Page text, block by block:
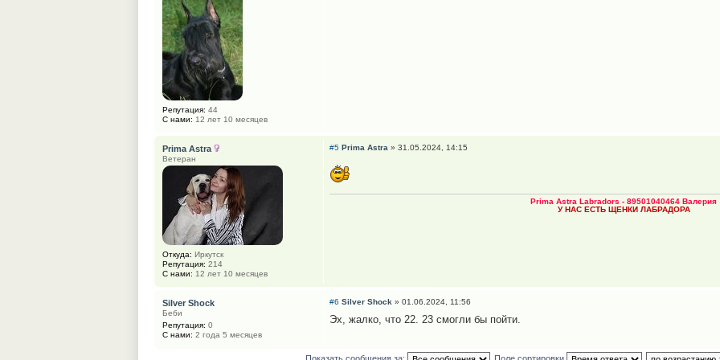
Репутация: 44
С нами: 12 лет 10 месяцев
#5 Prima Astra » 31.05.2024, 14:15
Prima Astra Labradors - 89501040464 Валерия
У НАС ЕСТЬ ЩЕНКИ ЛАБРАДОРА
Prima Astra
Ветеран
Откуда: Иркутск
Репутация: 214
С нами: 12 лет 10 месяцев
#6 Silver Shock » 01.06.2024, 11:56
Эх, жалко, что 22. 23 смогли бы пойти.
Silver Shock
Беби
Репутация: 0
С нами: 2 года 5 месяцев